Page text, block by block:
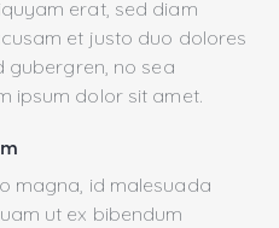
erat, sed diam
et justo duo dolores
gubergren, no sea
ipsum dolor sit amet.
magna, id malesuada
ut ex bibendum